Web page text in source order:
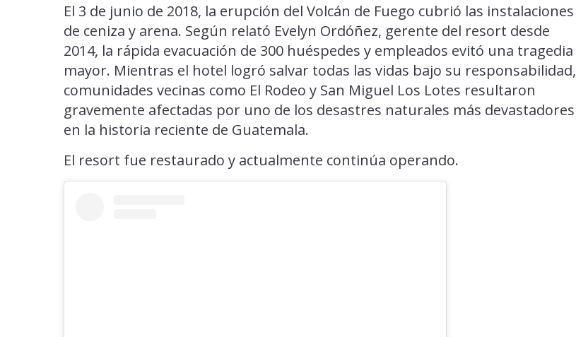
El 3 de junio de 2018, la erupción del Volcán de Fuego cubrió las instalaciones
de ceniza y arena. Según relató Evelyn Ordóñez, gerente del resort desde
2014, la rápida evacuación de 300 huéspedes y empleados evitó una tragedia
mayor. Mientras el hotel logró salvar todas las vidas bajo su responsabilidad,
comunidades vecinas como El Rodeo y San Miguel Los Lotes resultaron
gravemente afectadas por uno de los desastres naturales más devastadores
en la historia reciente de Guatemala.
El resort fue restaurado y actualmente continúa operando.